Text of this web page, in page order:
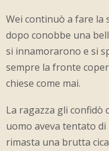
Wei continuò a fare la
dopo conobbe una
si innamorarono e si
sempre la fronte
chiese come mai.
La ragazza gli confidò
uomo aveva tentato
rimasta una brutta